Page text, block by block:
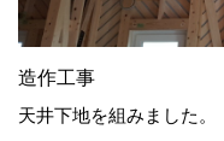
造作工事
天井下地を組みました。